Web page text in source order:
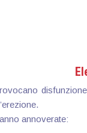
annoverate: